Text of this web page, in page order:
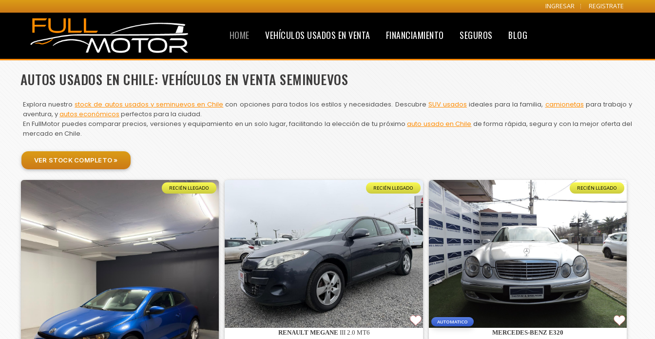
INGRESAR REGISTRATE
HOME VEHÍCULOS USADOS EN VENTA FINANCIAMIENTO SEGUROS BLOG
AUTOS USADOS EN CHILE: VEHÍCULOS EN VENTA SEMINUEVOS
Explora nuestrostock de autos usados y seminuevos en Chile con opciones para todos los estilos y necesidades. Descubre SUV usados ideales para la familia, camionetas para trabajo y
aventura, yautos económicos perfectos para la ciudad.
En FullMotor puedes comparar precios, versiones y equipamiento en un solo lugar, facilitando la elección de tu próximoauto usado en Chile de forma rápida, segura y con la mejor oferta del
mercado en Chile.
VER STOCK COMPLETO »
RECIÉN LLEGADO RECIÉN LLEGADO
RENAULT MEGANE III 2.0 MT6
RECIÉN LLEGADO
AUTOMATICO
MERCEDES-BENZ E320